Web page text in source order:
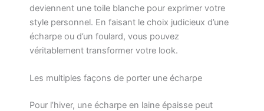
deviennent une toile blanche pour exprimer votre
style personnel. En faisant le choix judicieux d’une
écharpe ou d’un foulard, vous pouvez
véritablement transformer votre look.
Les multiples façons de porter une écharpe
Pour l’hiver, une écharpe en laine épaisse peut